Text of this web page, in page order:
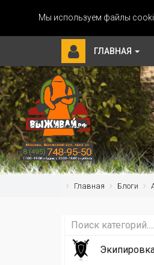
Мы используем файлы
ГЛАВНАЯ
Главная Блоги